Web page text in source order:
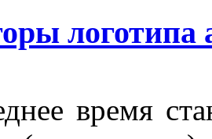
логотипа
время